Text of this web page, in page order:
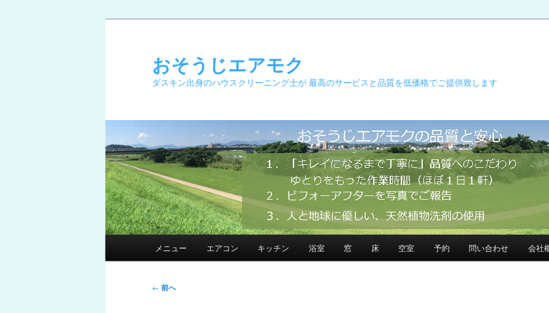
おそうじエアモク
ダスキン出身のハウスクリーニング士が 最高のサービスと品質を低価格でご提供致します
メニュー エアコン キッチン 浴室 窓 床 空室 予約 問い合わせ 会社
投
← 前へ